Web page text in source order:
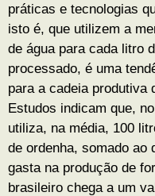
práticas e tecnologias
isto é, que utilizem a
de água para cada litro
processado, é uma
para a cadeia produtiva
Estudos indicam que,
utiliza, na média, 100
de ordenha, somado ao
gasta na produção de
brasileiro chega a um